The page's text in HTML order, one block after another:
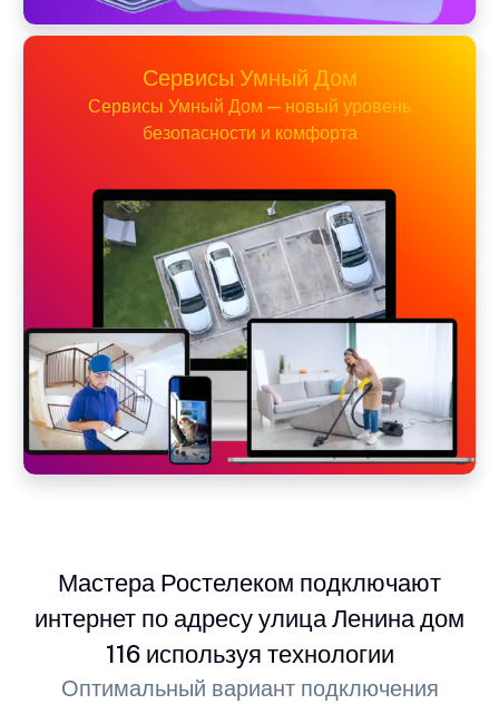
Сервисы Умный Дом
Сервисы Умный Дом — новый уровень
безопасности и комфорта
Мастера Ростелеком подключают
интернет по адресу улица Ленина дом
116 используя технологии
Оптимальный вариант подключения